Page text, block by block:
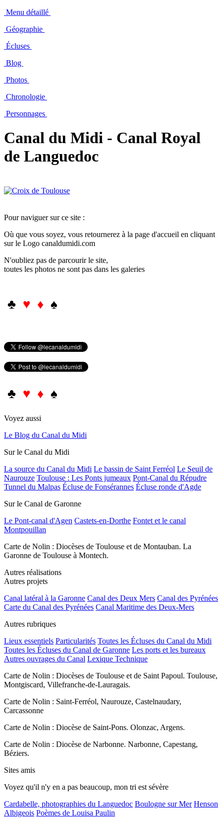
Menu détaillé
Géographie
Écluses
Blog
Photos
Chronologie
Personnages
Canal du Midi - Canal Royal
de Languedoc
Pour naviguer sur ce site :
Où que vous soyez, vous retournerez à la page d'accueil en cliquant
sur le Logo canaldumidi.com
N'oubliez pas de parcourir le site,
toutes les photos ne sont pas dans les galeries
♣ ♥ ♦ ♠
♣ ♥ ♦ ♠
Voyez aussi
Le Blog du Canal du Midi
Sur le Canal du Midi
La source du Canal du Midi Le bassin de Saint Ferréol Le Seuil de
Naurouze Toulouse : Les Ponts jumeaux Pont-Canal du Répudre
Tunnel du Malpas Écluse de Fonsérannes Écluse ronde d'Agde
Sur le Canal de Garonne
Le Pont-canal d'Agen Castets-en-Dorthe Fontet et le canal
Montpouillan
Carte de Nolin : Diocèses de Toulouse et de Montauban. La
Garonne de Toulouse à Montech.
Autres réalisations
Autres projets
Canal latéral à la Garonne Canal des Deux Mers Canal des Pyrénées
Carte du Canal des Pyrénées Canal Maritime des Deux-Mers
Autres rubriques
Lieux essentiels Particularités Toutes les Écluses du Canal du Midi
Toutes les Écluses du Canal de Garonne Les ports et les bureaux
Autres ouvrages du Canal Lexique Technique
Carte de Nolin : Diocèses de Toulouse et de Saint Papoul. Toulouse,
Montgiscard, Villefranche-de-Lauragais.
Carte de Nolin : Saint-Ferréol, Naurouze, Castelnaudary,
Carcassonne
Carte de Nolin : Diocèse de Saint-Pons. Olonzac, Argens.
Carte de Nolin : Diocèse de Narbonne. Narbonne, Capestang,
Béziers.
Sites amis
Voyez qu'il n'y en a pas beaucoup, mon tri est sévère
Cardabelle, photographies du Languedoc Boulogne sur Mer Henson
Albigeois Poèmes de Louisa Paulin